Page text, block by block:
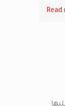
Read